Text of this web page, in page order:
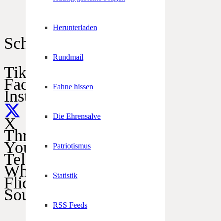
Herunterladen
Rundmail
Fahne hissen
Die Ehrensalve
Patriotismus
Statistik
RSS Feeds
Schützen im Netz
TikTok
Facebook
Instagram
X
Threads
YouTube
Telegram
WhatsApp
Flickr
SoundCloud